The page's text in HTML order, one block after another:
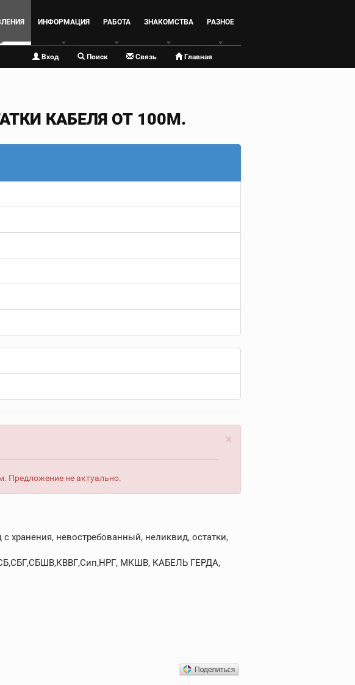
ИНФОРМАЦИЯ РАБОТА ЗНАКОМСТВА РАЗНОЕ
Вход Поиск Связь Главная
КАБЕЛЯ ОТ 100М.
×
Предложение не актуально.
хранения, невостребованный, неликвид, остатки,
МКШВ, КАБЕЛЬ ГЕРДА,